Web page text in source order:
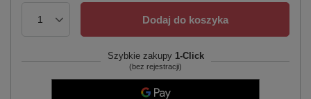
Dodaj do koszyka
Szybkie zakupy 1-Click
(bez rejestracji)